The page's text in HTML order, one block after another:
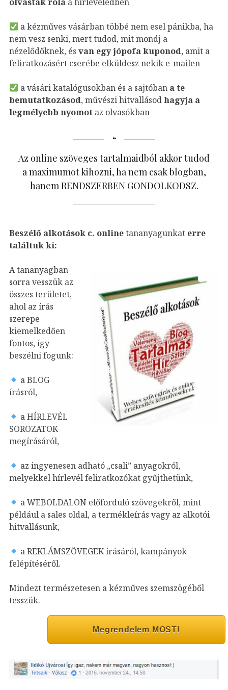
a kézműves vásárban többé nem esel pánikba, ha
nem vesz senki, mert tudod, mit mondj a
nézelődőknek, és van egy jópofa kuponod, amit a
feliratkozásért cserébe elküldesz nekik e-mailen
a vásári katalógusokban és a sajtóban a te
bemutatkozásod, művészi hitvallásodhagyja a
legmélyebb nyomot az olvasókban
Az online szöveges tartalmaidból akkor tudod
a maximumot kihozni, ha nem csak blogban,
hanem RENDSZERBEN GONDOLKODSZ.
Beszélő alkotások c. onlinetananyagunkat erre
találtuk ki:
A tananyagban
sorra vesszük az
összes területet,
ahol az írás
szerepe
kiemelkedően
fontos, így
beszélni fogunk:
a BLOG
írásról,
a HÍRLEVÉL
SOROZATOK
megírásáról,
az ingyenesen adható „csali” anyagokról,
melyekkel hírlevél feliratkozókat gyűjthetünk,
a WEBOLDALON előforduló szövegekről, mint
például a sales oldal, a termékleírás vagy az alkotói
hitvallásunk,
a REKLÁMSZÖVEGEK írásáról, kampányok
felépítéséről.
Mindezt természetesen a kézműves szemszögéből
tesszük.
Megrendelem MOST!